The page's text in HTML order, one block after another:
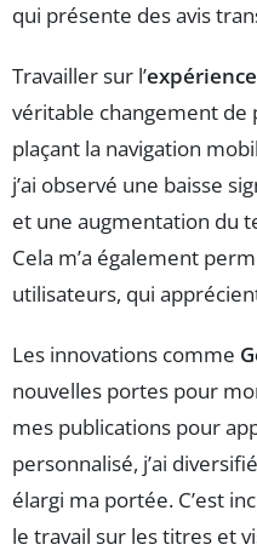
qui présente des avis
Travailler sur l’
véritable changement de
plaçant la navigation
j’ai observé une baisse
et une augmentation du
Cela m’a également
utilisateurs, qui
Les innovations comme
nouvelles portes pour
mes publications pour
personnalisé, j’ai
élargi ma portée. C’est
le travail sur les titres et